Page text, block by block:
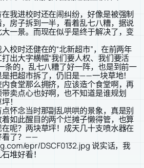
我进校时还在闹纠纷，好像是被强制
房子拆到一半，看着乱七八糟，据说
一景。而现在似乎是终于解决了，变
校时还健在的“北新超市”，在前两年
出大字横幅“我们要人权、我们要活
条的，乱七八糟了好一阵，也是到前一
把超市拆了，仍旧是——一块草地！
食堂那么拥挤，应该造个食堂啊，再
卖点心也好啊，也不知道是谁规划
！
怀念当时那副乱哄哄的景象，真是别
如此醒目的两个烂摊子懒得管，也算
呢？两块草坪！成天几十支喷水器在
看了？——
epr/DSCF0132.jpg 说实话，我
堆好看！